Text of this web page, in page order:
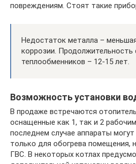
повреждениям. Стоят такие
Недостаток металла –
коррозии.
теплообменников – 12-15 лет.
Возможность установки
В продаже встречаются
оснащенные как 1, так и 2
последнем случае аппараты
только для обогрева помещения,
ГВС. В некоторых котлах